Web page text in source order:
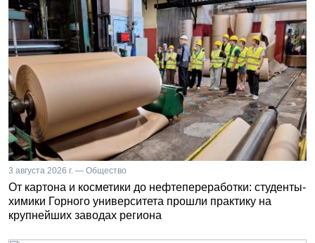
3 августа 2026 г. — Общество
От картона и косметики до нефтепереработки: студенты-
химики Горного университета прошли практику на
крупнейших заводах региона